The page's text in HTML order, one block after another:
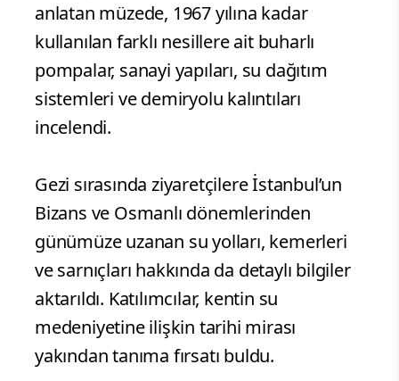
anlatan müzede, 1967 yılına kadar
kullanılan farklı nesillere ait buharlı
pompalar, sanayi yapıları, su dağıtım
sistemleri ve demiryolu kalıntıları
incelendi.
Gezi sırasında ziyaretçilere İstanbul’un
Bizans ve Osmanlı dönemlerinden
günümüze uzanan su yolları, kemerleri
ve sarnıçları hakkında da detaylı bilgiler
aktarıldı. Katılımcılar, kentin su
medeniyetine ilişkin tarihi mirası
yakından tanıma fırsatı buldu.